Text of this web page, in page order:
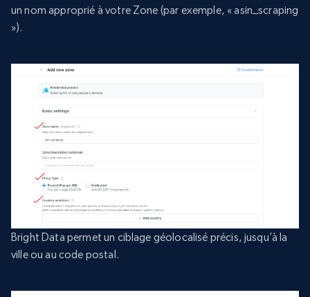
un nom approprié à votre Zone (par exemple, « asin_scraping
»).
Bright Data permet un ciblage géolocalisé précis, jusqu’à la
ville ou au code postal.